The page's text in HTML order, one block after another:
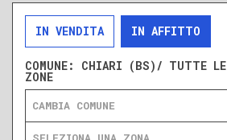
IN VENDITA IN AFFITTO
COMUNE: CHIARI (BS)/ TUTTE LE
ZONE
CAMBIA COMUNE